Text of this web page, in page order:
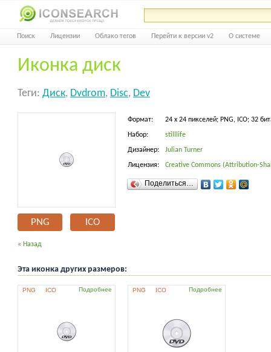
Поиск Лицензии Облако тегов Перейти к версии v2 О системе
Иконка диск
Теги: Диск, Dvdrom, Disc, Dev
PNG ICO
Формат: 24 x 24 пикселей; PNG, ICO; 32
Набор: stilllife
Дизайнер: Julian Turner
Лицензия: Creative Commons (Attribution-
Поделиться…
« Назад
Эта иконка других размеров:
PNG ICO Подробнее PNG ICO Подробнее